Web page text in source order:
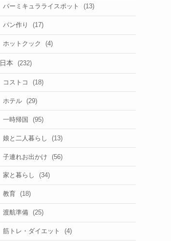
バーミキュラライスポット (13)
パン作り (17)
ホットクック (4)
日本 (232)
コストコ (18)
ホテル (29)
一時帰国 (95)
娘と二人暮らし (13)
子連れお出かけ (56)
家と暮らし (34)
教育 (18)
渡航準備 (25)
筋トレ・ダイエット (4)